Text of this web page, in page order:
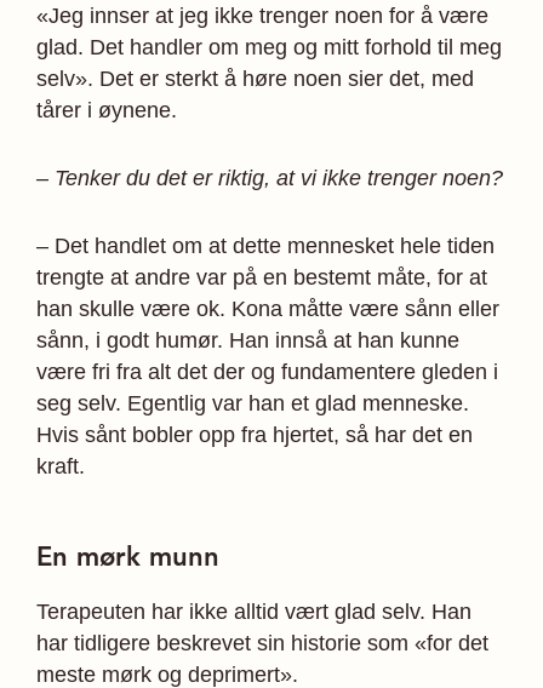
«Jeg innser at jeg ikke trenger noen for å være
glad. Det handler om meg og mitt forhold til meg
selv». Det er sterkt å høre noen sier det, med
tårer i øynene.
– Tenker du det er riktig, at vi ikke trenger noen?
– Det handlet om at dette mennesket hele tiden
trengte at andre var på en bestemt måte, for at
han skulle være ok. Kona måtte være sånn eller
sånn, i godt humør. Han innså at han kunne
være fri fra alt det der og fundamentere gleden i
seg selv. Egentlig var han et glad menneske.
Hvis sånt bobler opp fra hjertet, så har det en
kraft.
En mørk munn
Terapeuten har ikke alltid vært glad selv. Han
har tidligere beskrevet sin historie som «for det
meste mørk og deprimert».